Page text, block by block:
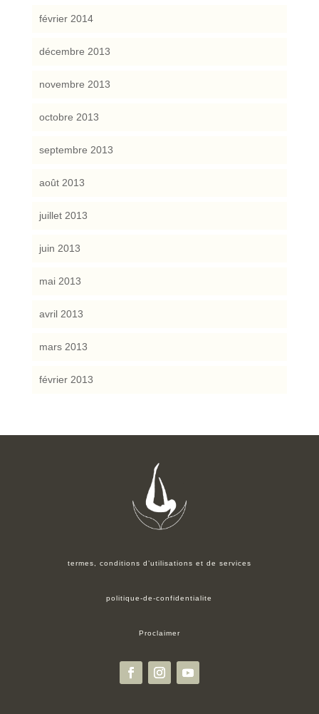
février 2014
décembre 2013
novembre 2013
octobre 2013
septembre 2013
août 2013
juillet 2013
juin 2013
mai 2013
avril 2013
mars 2013
février 2013
termes, conditions d’utilisations et de services
politique-de-confidentialite
Proclaimer